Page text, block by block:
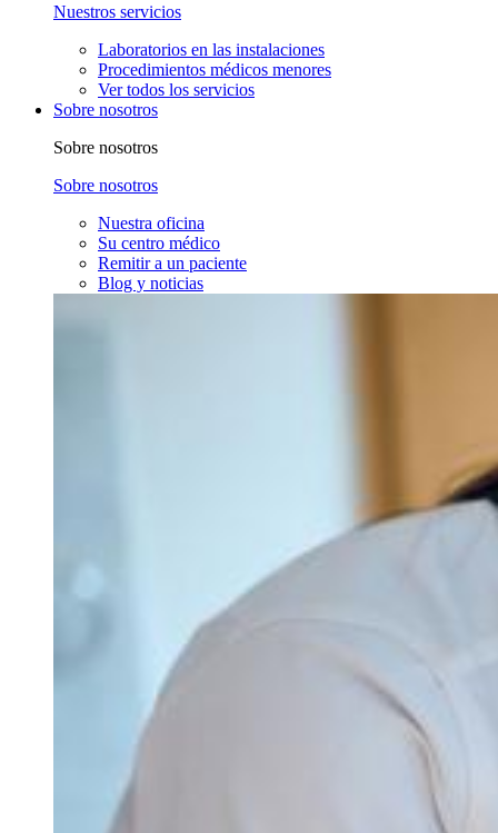
Nuestros servicios
Laboratorios en las instalaciones
Procedimientos médicos menores
Ver todos los servicios
Sobre nosotros
Sobre nosotros
Sobre nosotros
Nuestra oficina
Su centro médico
Remitir a un paciente
Blog y noticias